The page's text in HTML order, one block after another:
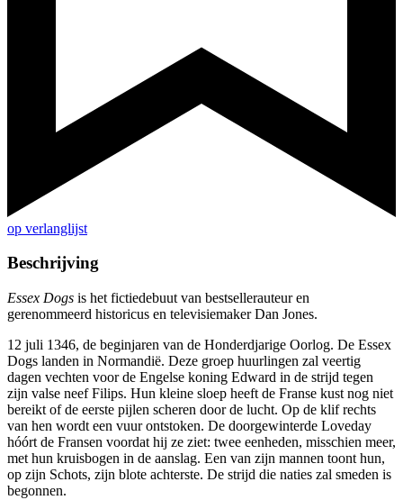
op verlanglijst
Beschrijving
Essex Dogs is het fictiedebuut van bestsellerauteur en
gerenommeerd historicus en televisiemaker Dan Jones.
12 juli 1346, de beginjaren van de Honderdjarige Oorlog. De Essex
Dogs landen in Normandië. Deze groep huurlingen zal veertig
dagen vechten voor de Engelse koning Edward in de strijd tegen
zijn valse neef Filips. Hun kleine sloep heeft de Franse kust nog niet
bereikt of de eerste pijlen scheren door de lucht. Op de klif rechts
van hen wordt een vuur ontstoken. De doorgewinterde Loveday
hóórt de Fransen voordat hij ze ziet: twee eenheden, misschien meer,
met hun kruisbogen in de aanslag. Een van zijn mannen toont hun,
op zijn Schots, zijn blote achterste. De strijd die naties zal smeden is
begonnen.